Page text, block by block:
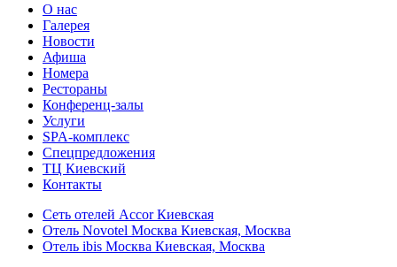
О нас
Галерея
Новости
Афиша
Номера
Рестораны
Конференц-залы
Услуги
SPA-комплекс
Спецпредложения
ТЦ Киевский
Контакты
Сеть отелей Accor Киевская
Отель Novotel Москва Киевская, Москва
Отель ibis Москва Киевская, Москва